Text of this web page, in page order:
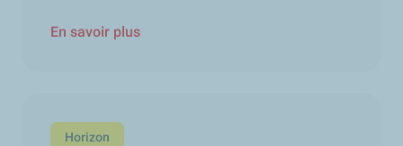
En savoir plus
Horizon